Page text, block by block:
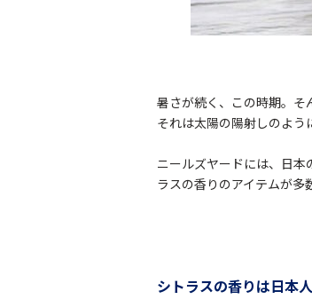
暑さが続く、この時期。そ
それは太陽の陽射しのよう
ニールズヤードには、日
ラスの香りのアイテムが多
シトラスの香りは日本